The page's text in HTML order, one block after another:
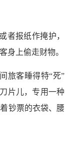
者报纸作掩护，
身上偷走财物。
旅客睡得特“死”
片儿，专用一种
钞票的衣袋、腰